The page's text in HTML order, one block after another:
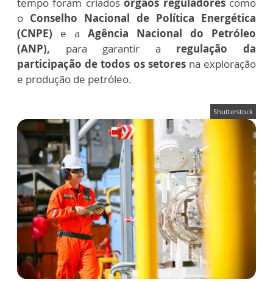
o Conselho Nacional de Política Energética
(CNPE) e a Agência Nacional do Petróleo
(ANP), para garantir a regulação da
participação de todos os setoresna exploração
e produção de petróleo.
Shutterstock